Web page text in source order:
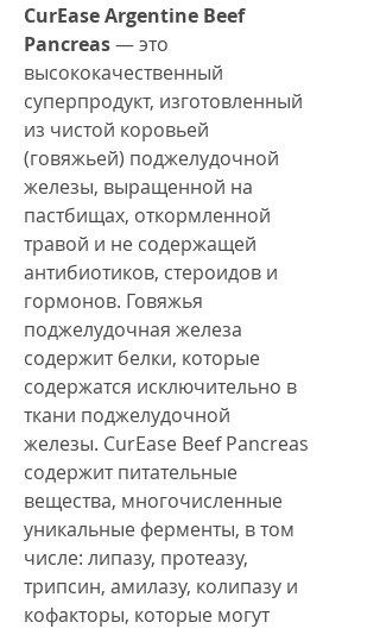
CurEase Argentine Beef
Pancreas— это
высококачественный
суперпродукт, изготовленный
из чистой коровьей
(говяжьей) поджелудочной
железы, выращенной на
пастбищах, откормленной
травой и не содержащей
антибиотиков, стероидов и
гормонов. Говяжья
поджелудочная железа
содержит белки, которые
содержатся исключительно в
ткани поджелудочной
железы. CurEase Beef Pancreas
содержит питательные
вещества, многочисленные
уникальные ферменты, в том
числе: липазу, протеазу,
трипсин, амилазу, колипазу и
кофакторы, которые могут